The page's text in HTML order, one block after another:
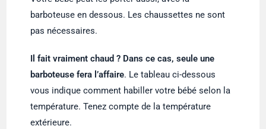
barboteuse en dessous. Les chaussettes ne sont
pas nécessaires.
Il fait vraiment chaud ? Dans ce cas, seule une
barboteuse fera l’affaire. Le tableau ci-dessous
vous indique comment habiller votre bébé selon la
température. Tenez compte de la température
extérieure.